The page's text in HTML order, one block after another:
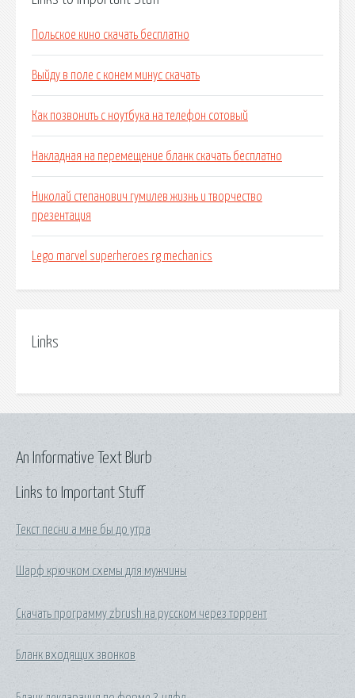
Польское кино скачать бесплатно
Выйду в поле с конем минус скачать
Как позвонить с ноутбука на телефон сотовый
Накладная на перемещение бланк скачать бесплатно
Николай степанович гумилев жизнь и творчество
презентация
Lego marvel superheroes rg mechanics
Links
Links to Important Stuff
Текст песни а мне бы до утра
Шарф крючком схемы для мужчины
Скачать программу zbrush на русском через торрент
Бланк входящих звонков
An Informative Text Blurb